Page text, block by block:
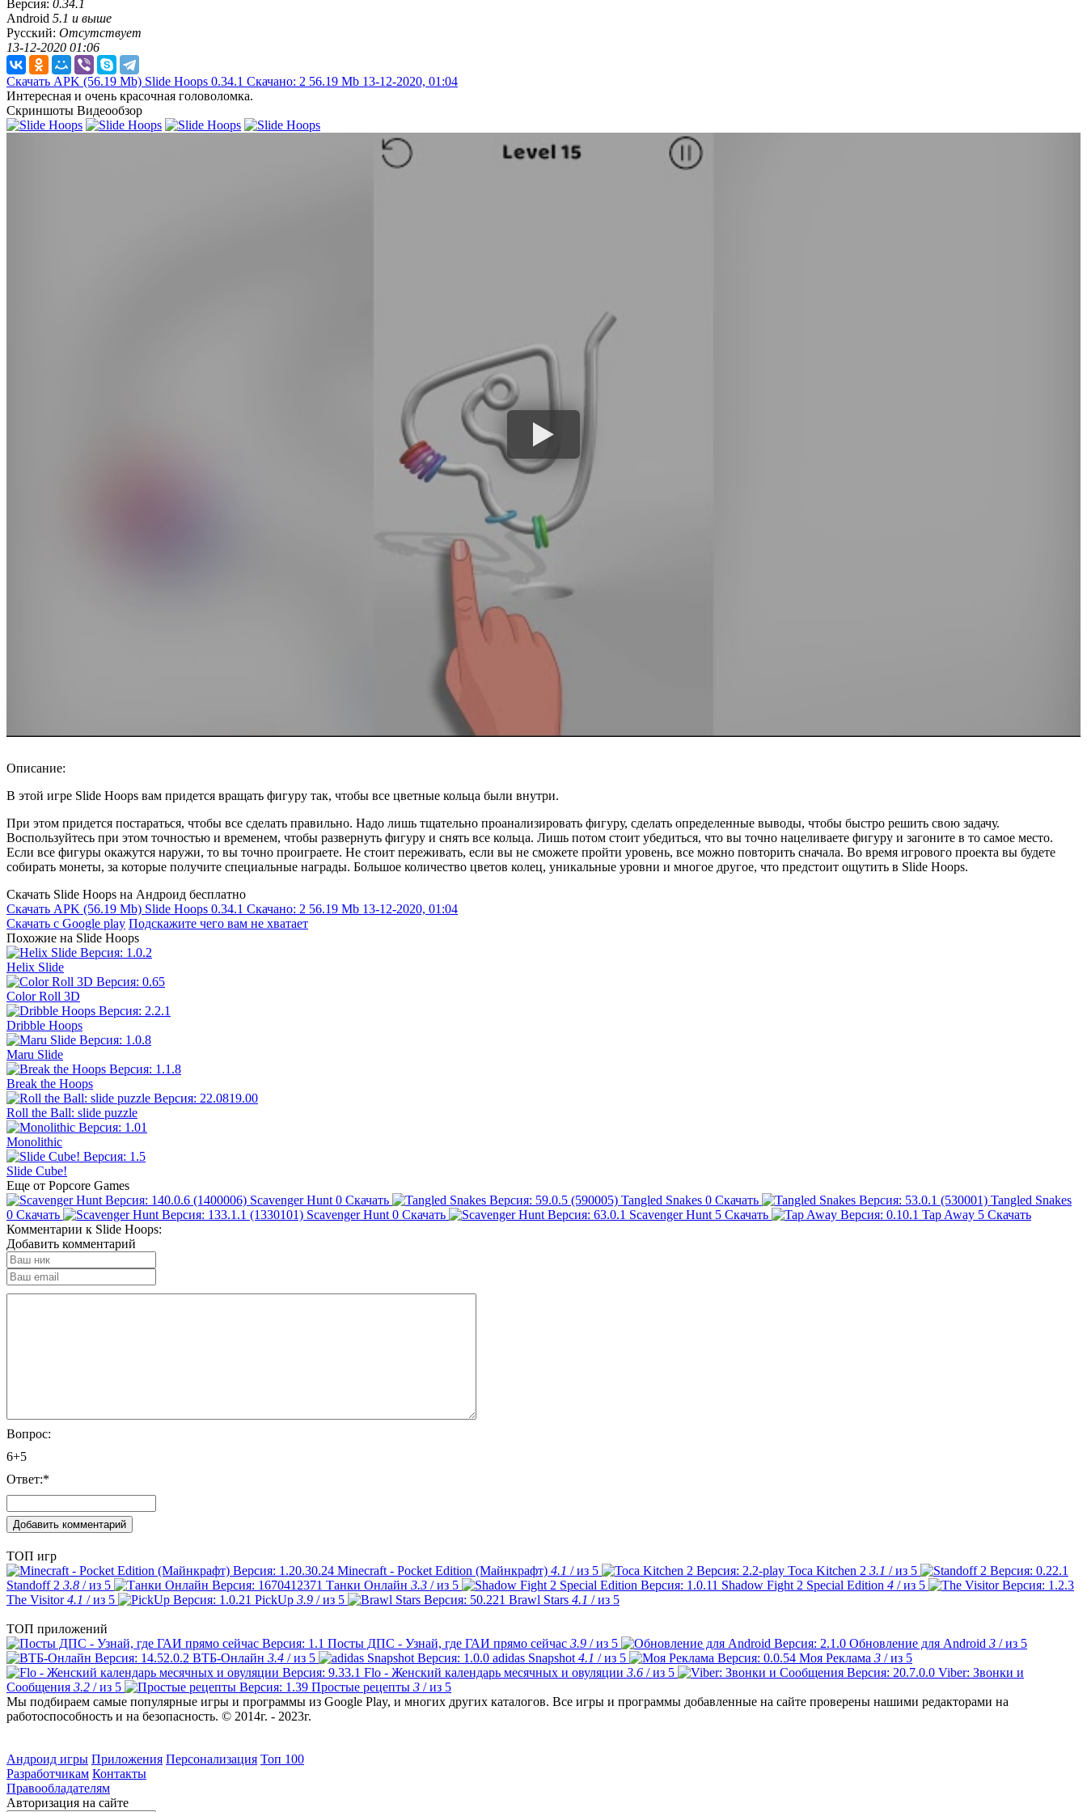
Версия: 0.34.1
Android 5.1 и выше
Русский: Отсутствует
13-12-2020 01:06
Скачать APK (56.19 Mb) Slide Hoops 0.34.1 Скачано: 2 56.19 Mb 13-12-2020, 01:04
Интересная и очень красочная головоломка.
Скриншоты Видеообзор
Описание:
В этой игре Slide Hoops вам придется вращать фигуру так, чтобы все цветные кольца были внутри.
При этом придется постараться, чтобы все сделать правильно. Надо лишь тщательно проанализировать фигуру, сделать определенные выводы, чтобы быстро решить свою задачу.
Воспользуйтесь при этом точностью и временем, чтобы развернуть фигуру и снять все кольца. Лишь потом стоит убедиться, что вы точно нацеливаете фигуру и загоните в то самое место.
Если все фигуры окажутся наружи, то вы точно проиграете. Не стоит переживать, если вы не сможете пройти уровень, все можно повторить сначала. Во время игрового проекта вы будете
собирать монеты, за которые получите специальные награды. Большое количество цветов колец, уникальные уровни и многое другое, что предстоит ощутить в Slide Hoops.
Скачать Slide Hoops на Андроид бесплатно
Скачать APK (56.19 Mb) Slide Hoops 0.34.1 Скачано: 2 56.19 Mb 13-12-2020, 01:04
Скачать с Google play Подскажите чего вам не хватает
Похожие на Slide Hoops
Helix Slide
Color Roll 3D
Dribble Hoops
Maru Slide
Break the Hoops
Roll the Ball: slide puzzle
Monolithic
Slide Cube!
Еще от Popcore Games
Scavenger Hunt 0 Скачать Tangled Snakes 0 Скачать
Tangled Snakes
0 Скачать Scavenger Hunt 0 Скачать Scavenger Hunt 5 Скачать Tap Away 5 Скачать
Комментарии к Slide Hoops:
Добавить комментарий
Вопрос:
6+5
Ответ:*
ТОП игр
Minecraft - Pocket Edition (Майнкрафт) 4.1 / из 5 Toca Kitchen 2 3.1 / из 5
Standoff 2 3.8 / из 5 Танки Онлайн 3.3 / из 5 Shadow Fight 2 Special Edition 4 / из 5
The Visitor4.1 / из 5 PickUp 3.9 / из 5 Brawl Stars 4.1 / из 5
ТОП приложений
Посты ДПС - Узнай, где ГАИ прямо сейчас 3.9 / из 5 Обновление для Android 3 / из 5
ВТБ-Онлайн 3.4 / из 5 adidas Snapshot 4.1 / из 5 Моя Реклама 3 / из 5
Flo - Женский календарь месячных и овуляции 3.6 / из 5
Viber: Звонки и
Сообщения 3.2 / из 5 Простые рецепты 3 / из 5
Мы подбираем самые популярные игры и программы из Google Play, и многих других каталогов. Все игры и программы добавленные на сайте проверены нашими редакторами на
работоспособность и на безопасность. © 2014г. - 2023г.
Андроид игры Приложения Персонализация Топ 100
Разработчикам Контакты
Правообладателям
Авторизация на сайте